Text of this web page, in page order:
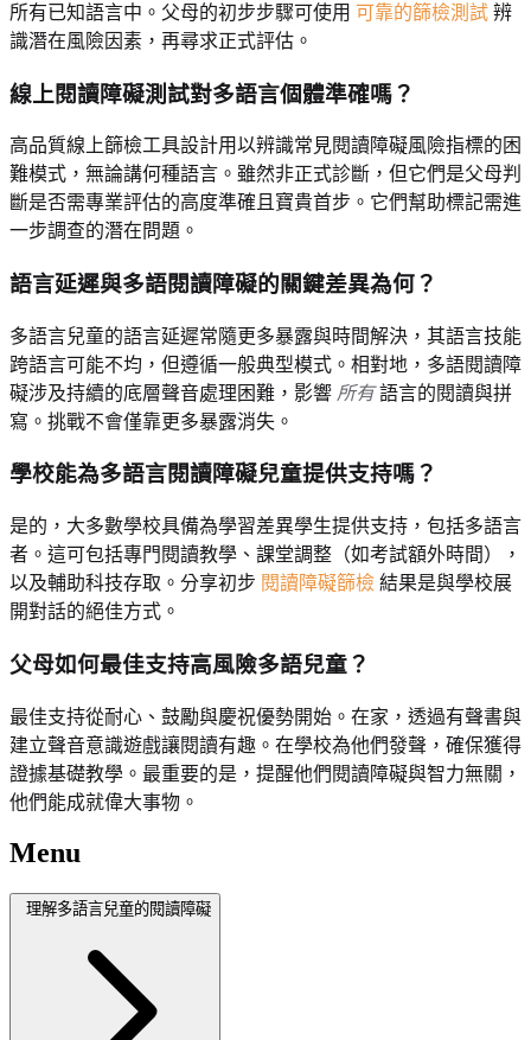
所有已知語言中。父母的初步步驟可使用 可靠的篩檢測試 辨
識潛在風險因素，再尋求正式評估。
線上閱讀障礙測試對多語言個體準確嗎？
高品質線上篩檢工具設計用以辨識常見閱讀障礙風險指標的困
難模式，無論講何種語言。雖然非正式診斷，但它們是父母判
斷是否需專業評估的高度準確且寶貴首步。它們幫助標記需進
一步調查的潛在問題。
語言延遲與多語閱讀障礙的關鍵差異為何？
多語言兒童的語言延遲常隨更多暴露與時間解決，其語言技能
跨語言可能不均，但遵循一般典型模式。相對地，多語閱讀障
礙涉及持續的底層聲音處理困難，影響 所有語言的閱讀與拼
寫。挑戰不會僅靠更多暴露消失。
學校能為多語言閱讀障礙兒童提供支持嗎？
是的，大多數學校具備為學習差異學生提供支持，包括多語言
者。這可包括專門閱讀教學、課堂調整（如考試額外時間），
以及輔助科技存取。分享初步 閱讀障礙篩檢 結果是與學校展
開對話的絕佳方式。
父母如何最佳支持高風險多語兒童？
最佳支持從耐心、鼓勵與慶祝優勢開始。在家，透過有聲書與
建立聲音意識遊戲讓閱讀有趣。在學校為他們發聲，確保獲得
證據基礎教學。最重要的是，提醒他們閱讀障礙與智力無關，
他們能成就偉大事物。
Menu
理解多語言兒童的閱讀障礙